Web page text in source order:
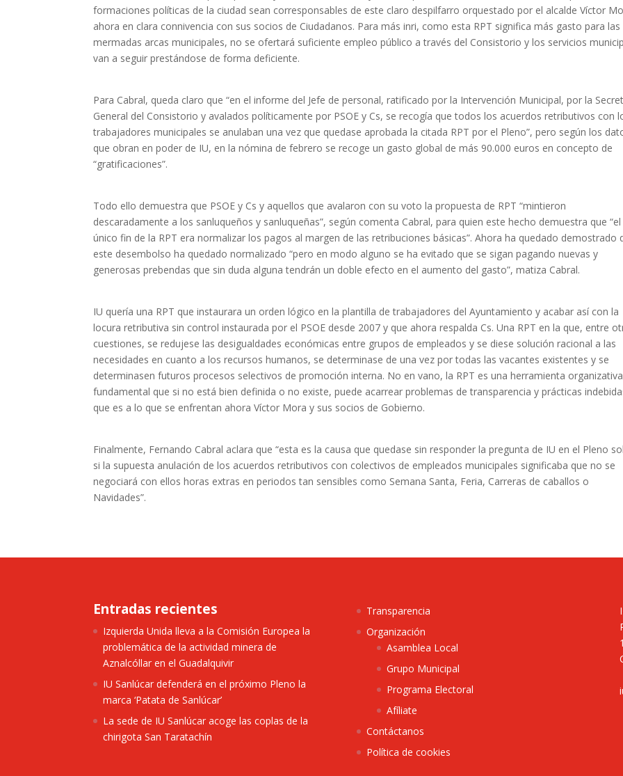
formaciones políticas de la ciudad sean corresponsables de este claro despilfarro orquestado por el alcalde Víctor
ahora en clara connivencia con sus socios de Ciudadanos. Para más inri, como esta RPT significa más gasto para las
mermadas arcas municipales, no se ofertará suficiente empleo público a través del Consistorio y los servicios
van a seguir prestándose de forma deficiente.
Para Cabral, queda claro que “en el informe del Jefe de personal, ratificado por la Intervención Municipal, por la
General del Consistorio y avalados políticamente por PSOE y Cs, se recogía que todos los acuerdos retributivos con
trabajadores municipales se anulaban una vez que quedase aprobada la citada RPT por el Pleno”, pero según los
que obran en poder de IU, en la nómina de febrero se recoge un gasto global de más 90.000 euros en concepto de
“gratificaciones”.
Todo ello demuestra que PSOE y Cs y aquellos que avalaron con su voto la propuesta de RPT “mintieron
descaradamente a los sanluqueños y sanluqueñas”, según comenta Cabral, para quien este hecho demuestra que “el
único fin de la RPT era normalizar los pagos al margen de las retribuciones básicas”. Ahora ha quedado demostrado
este desembolso ha quedado normalizado “pero en modo alguno se ha evitado que se sigan pagando nuevas y
generosas prebendas que sin duda alguna tendrán un doble efecto en el aumento del gasto”, matiza Cabral.
IU quería una RPT que instaurara un orden lógico en la plantilla de trabajadores del Ayuntamiento y acabar así con la
locura retributiva sin control instaurada por el PSOE desde 2007 y que ahora respalda Cs. Una RPT en la que, entre
cuestiones, se redujese las desigualdades económicas entre grupos de empleados y se diese solución racional a las
necesidades en cuanto a los recursos humanos, se determinase de una vez por todas las vacantes existentes y se
determinasen futuros procesos selectivos de promoción interna. No en vano, la RPT es una herramienta organizativa
fundamental que si no está bien definida o no existe, puede acarrear problemas de transparencia y prácticas
que es a lo que se enfrentan ahora Víctor Mora y sus socios de Gobierno.
Finalmente, Fernando Cabral aclara que “esta es la causa que quedase sin responder la pregunta de IU en el Pleno
si la supuesta anulación de los acuerdos retributivos con colectivos de empleados municipales significaba que no se
negociará con ellos horas extras en periodos tan sensibles como Semana Santa, Feria, Carreras de caballos o
Navidades”.
Entradas recientes
Izquierda Unida lleva a la Comisión Europea la
problemática de la actividad minera de
Aznalcóllar en el Guadalquivir
IU Sanlúcar defenderá en el próximo Pleno la
marca ‘Patata de Sanlúcar’
La sede de IU Sanlúcar acoge las coplas de la
chirigota San Taratachín
Transparencia
Organización
Asamblea Local
Grupo Municipal
Programa Electoral
Afíliate
Contáctanos
Política de cookies